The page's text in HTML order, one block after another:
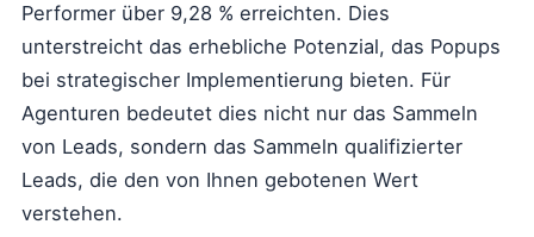
Performer über 9,28 % erreichten. Dies
unterstreicht das erhebliche Potenzial, das Popups
bei strategischer Implementierung bieten. Für
Agenturen bedeutet dies nicht nur das Sammeln
von Leads, sondern das Sammeln qualifizierter
Leads, die den von Ihnen gebotenen Wert
verstehen.